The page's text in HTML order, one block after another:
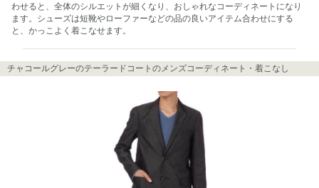
わせると、全体のシルエットが細くなり、おしゃれなコーディネートになり
ます。シューズは短靴やローファーなどの品の良いアイテム合わせにする
と、かっこよく着こなせます。
チャコールグレーのテーラードコートのメンズコーディネート・着こなし